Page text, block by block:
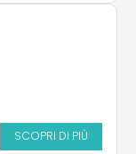
SCOPRI DI PIÙ